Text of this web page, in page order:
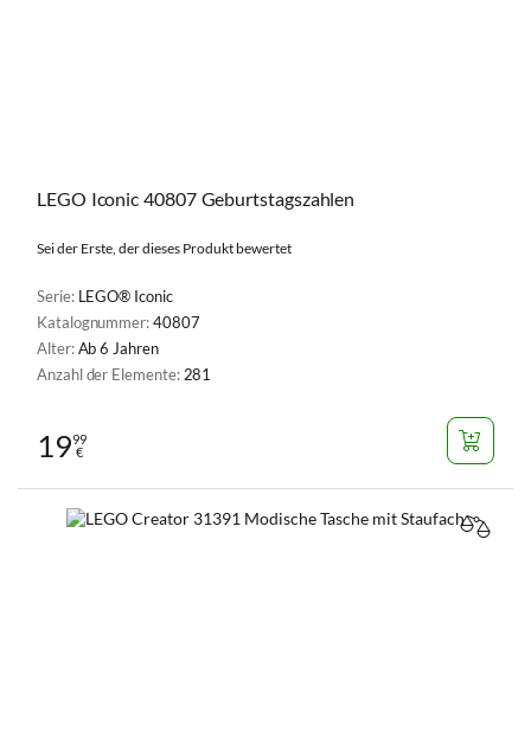
LEGO Iconic 40807 Geburtstagszahlen
Sei der Erste, der dieses Produkt bewertet
Serie: LEGO® Iconic
Katalognummer:40807
Alter:Ab 6 Jahren
Anzahl der Elemente: 281
1999
€